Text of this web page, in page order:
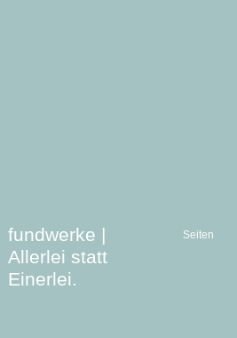
fundwerke |
Allerlei statt
Einerlei.
Seiten